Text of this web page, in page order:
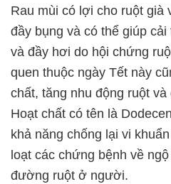
Rau mùi có lợi cho ruột già
đầy bụng và có thể giúp
và đầy hơi do hội chứng
quen thuộc ngày Tết này
chất, tăng nhu động ruột
Hoạt chất có tên là
khả năng chống lại vi
loạt các chứng bệnh về
đường ruột ở người.